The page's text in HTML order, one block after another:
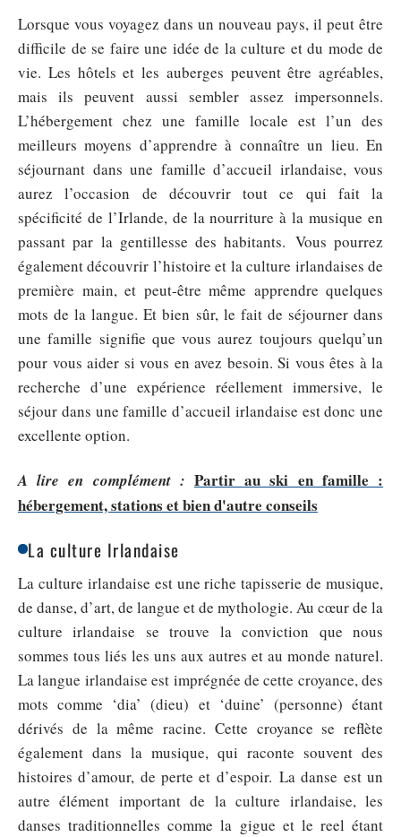
Lorsque vous voyagez dans un nouveau pays, il peut être
difficile de se faire une idée de la culture et du mode de
vie. Les hôtels et les auberges peuvent être agréables,
mais ils peuvent aussi sembler assez impersonnels.
L’hébergement chez une famille locale est l’un des
meilleurs moyens d’apprendre à connaître un lieu. En
séjournant dans une famille d’accueil irlandaise, vous
aurez l’occasion de découvrir tout ce qui fait la
spécificité de l’Irlande, de la nourriture à la musique en
passant par la gentillesse des habitants. Vous pourrez
également découvrir l’histoire et la culture irlandaises de
première main, et peut-être même apprendre quelques
mots de la langue. Et bien sûr, le fait de séjourner dans
une famille signifie que vous aurez toujours quelqu’un
pour vous aider si vous en avez besoin. Si vous êtes à la
recherche d’une expérience réellement immersive, le
séjour dans une famille d’accueil irlandaise est donc une
excellente option.
A lire en complément : Partir au ski en famille :
hébergement, stations et bien d'autre conseils
La culture Irlandaise
La culture irlandaise est une riche tapisserie de musique,
de danse, d’art, de langue et de mythologie. Au cœur de la
culture irlandaise se trouve la conviction que nous
sommes tous liés les uns aux autres et au monde naturel.
La langue irlandaise est imprégnée de cette croyance, des
mots comme ‘dia’ (dieu) et ‘duine’ (personne) étant
dérivés de la même racine. Cette croyance se reflète
également dans la musique, qui raconte souvent des
histoires d’amour, de perte et d’espoir. La danse est un
autre élément important de la culture irlandaise, les
danses traditionnelles comme la gigue et le reel étant